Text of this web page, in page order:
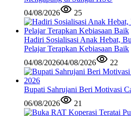
04/08/2026
25
Hadiri Sosialisasi Anak Hebat,
Pelajar Terapkan Kebiasaan Baik
04/08/202604/08/2026 22
Bupati Sahrujani Beri Motivasi
06/08/2026
21